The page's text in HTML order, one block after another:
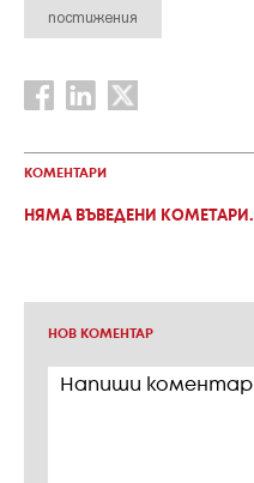
постижения
КОМЕНТАРИ
НЯМА ВЪВЕДЕНИ КОМЕТАРИ.
НОВ КОМЕНТАР